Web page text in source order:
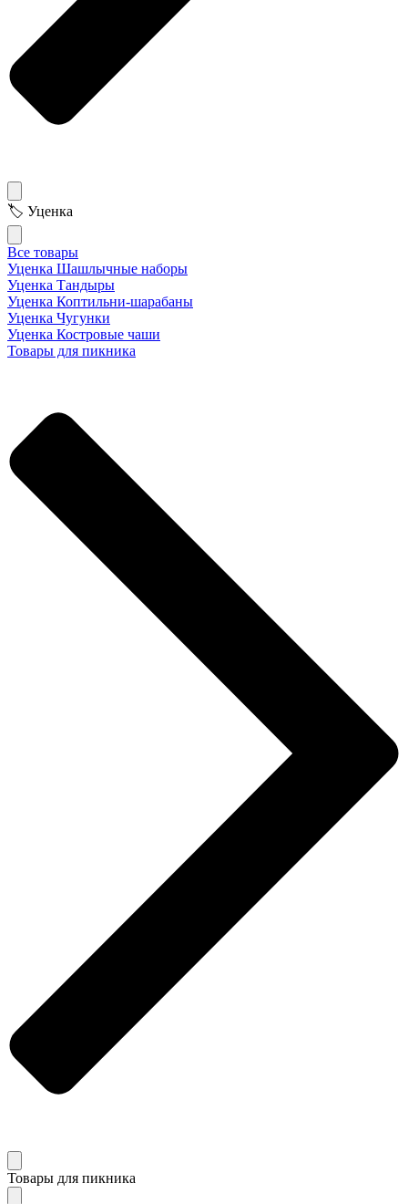
🏷 Уценка
Все товары
Уценка Шашлычные наборы
Уценка Тандыры
Уценка Коптильни-шарабаны
Уценка Чугунки
Уценка Костровые чаши
Товары для пикника
Товары для пикника